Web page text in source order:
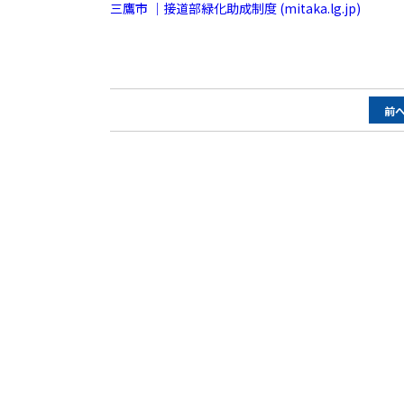
三鷹市 ｜接道部緑化助成制度 (mitaka.lg.jp)
ー
前